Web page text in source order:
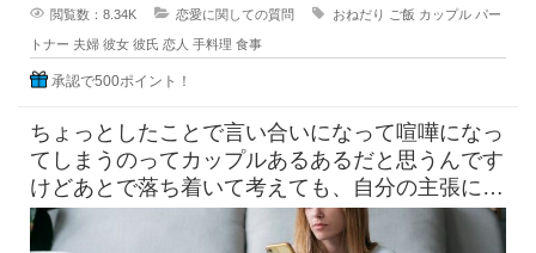
閲覧数：8.34K 恋愛に関しての質問 おねだり ご飯 カップル パー
トナー 夫婦 彼女 彼氏 恋人 手料理 食事
承認で500ポイント！
ちょっとしたことで言い合いになって喧嘩になっ
てしまうのってカップルあるあるだと思うんです
けどあとで落ち着いて考えても、自分の主張に間
違いはないよな～って感じでで